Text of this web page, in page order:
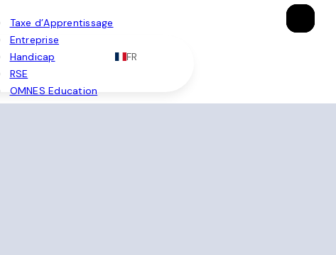
Taxe d’Apprentissage
Entreprise
Handicap
RSE
OMNES Education
FR